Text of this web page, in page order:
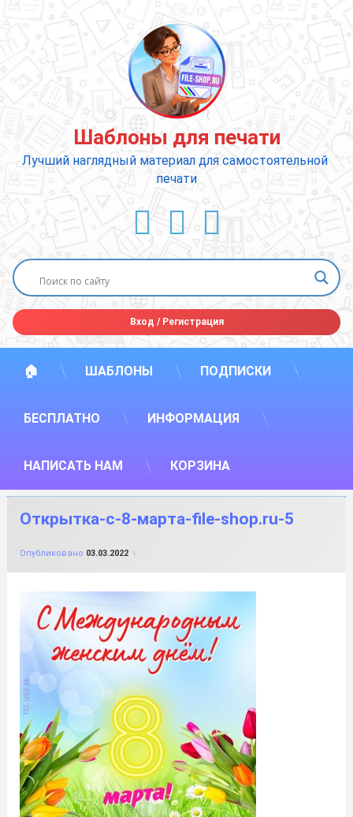
содержимому
Шаблоны для печати
Лучший наглядный материал для самостоятельной
печати
ВКонтакте
YouTube
E-mail
Вход /Регистрация
🏠 ШАБЛОНЫ ПОДПИСКИ
БЕСПЛАТНО ИНФОРМАЦИЯ
НАПИСАТЬ НАМ КОРЗИНА
Открытка-с-8-марта-file-shop.ru-5
Опубликовано 03.03.2022